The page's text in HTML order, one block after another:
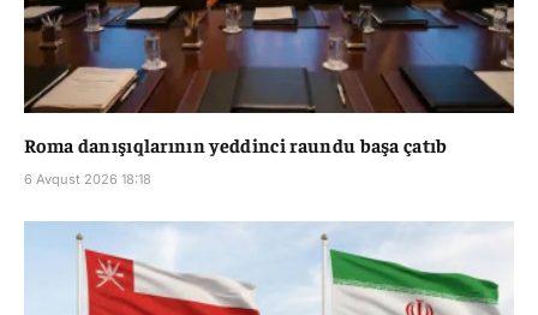
Roma danışıqlarının yeddinci raundu başa çatıb
6 Avqust 2026 18:18